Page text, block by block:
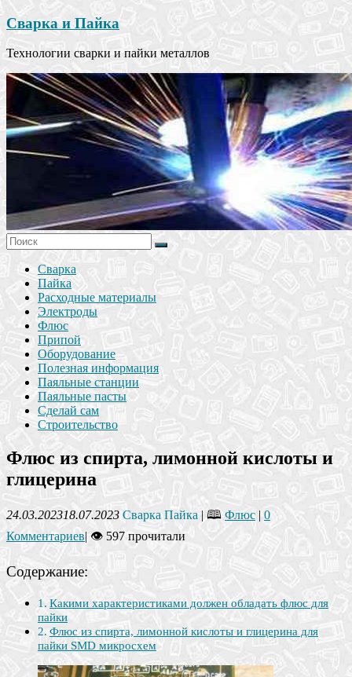
Сварка и Пайка
Технологии сварки и пайки металлов
Сварка
Пайка
Расходные материалы
Электроды
Флюс
Припой
Оборудование
Полезная информация
Паяльные станции
Паяльные пасты
Сделай сам
Строительство
Флюс из спирта, лимонной кислоты и
глицерина
24.03.202318.07.2023 Сварка Пайка | 🕮 Флюс | 0
Комментариев|👁 597 прочитали
Содержание:
Какими характеристиками должен обладать флюс для
пайки
Флюс из спирта, лимонной кислоты и глицерина для
пайки SMD микросхем